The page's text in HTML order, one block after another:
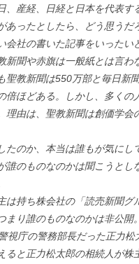
、産経、日経と日本を代表
あったとしたら、どう思う
会社の書いた記事をいったい
新聞や赤旗は一般紙とは言
聖教新聞は550万部と毎日新
倍ほどある。しかし、多く
理由は、聖教新聞は創価学
たのか、本当は誰もが気に
誰のものなのかは聞こうと
は持ち株会社の「読売新聞
まり誰のものなのかは非公
視庁の警務部長だった正力
ると正力松太郎の相続人が